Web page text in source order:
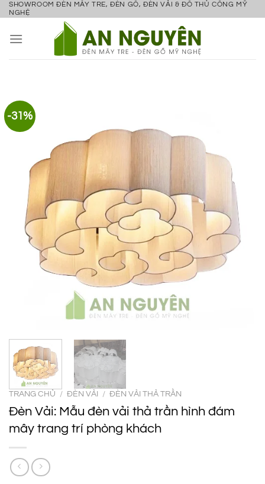
Bỏ
nội
SHOWROOM ĐÈN MÂY TRE, ĐÈN GỖ, ĐÈN VẢI & ĐỒ THỦ CÔNG MỸ
NGHỆ
-31%
TRANG CHỦ / ĐÈN VẢI / ĐÈN VẢI THẢ TRẦN
Đèn Vải: Mẫu đèn vải thả trần hình đám
mây trang trí phòng khách